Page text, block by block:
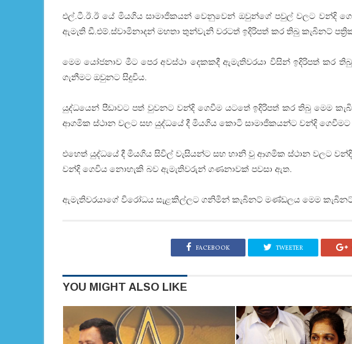
එල්.ටී.ඊ.ඊ යේ මියගිය සාමාජිකයන් වෙනුවෙන් ඔවුන්ගේ පවුල් වලට වන්දි
ඇමැති ඩී.එම්.ස්වාමිනාදන් මහතා තුන්වැනි වරටත් ඉදිරිපත් කර තිබු කැබිනට්
මෙම යෝජනාව මීට පෙර අවස්ථා දෙකකදී ඇමැතිවරයා විසින් ඉදිරිපත්
ගැනීමට ඔවුනට සිදුවිය.
යුද්ධයෙන් පීඩාවට පත් වුවනට වන්දි ගෙවීම යටතේ ඉදිරිපත් කර තිබු මෙම
ආගමික ස්ථාන වලට සහ යුද්ධයේ දී මියගිය කොටි සාමාජිකයන්ට වන්දි ගෙවීමට
එහෙත් යුද්ධයේ දී මියගිය සිවිල් වැසියන්ට සහ හානි වු ආගමික ස්ථාන වලට
වන්දි ගෙවිය නොහැකි බව ඇමැතිවරුන් ගණනාවක් පවසා ඇත.
ඇමැතිවරයාගේ විරෝධය සැළකිල්ලට ගනිමින් කැබිනට් මණ්ඩලය මෙම කැබිනට්
FACEBOOK TWEETER
YOU MIGHT ALSO LIKE